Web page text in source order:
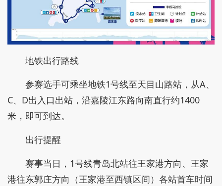
地铁出行路线
参赛选手可乘坐地铁1号线至天目山路站，从A、
C、D出入口出站，沿嘉陵江东路向南直行约1400
米，即可到达。
出行提醒
赛事当日，1号线青岛北站往王家港方向、王家
港往东郭庄方向（王家港至西镇区间）各站首车时间